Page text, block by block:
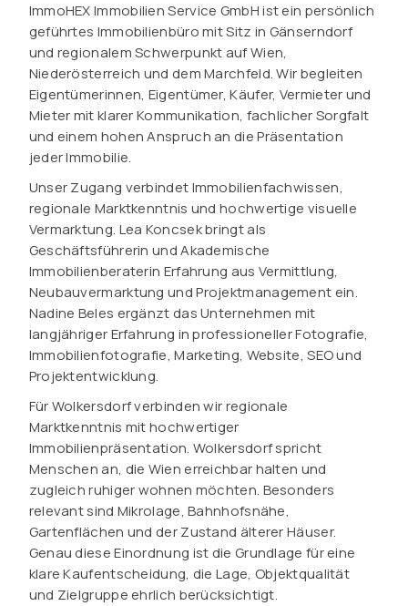
ImmoHEX Immobilien Service GmbH ist ein persönlich
geführtes Immobilienbüro mit Sitz in Gänserndorf
und regionalem Schwerpunkt auf Wien,
Niederösterreich und dem Marchfeld. Wir begleiten
Eigentümerinnen, Eigentümer, Käufer, Vermieter und
Mieter mit klarer Kommunikation, fachlicher Sorgfalt
und einem hohen Anspruch an die Präsentation
jeder Immobilie.
Unser Zugang verbindet Immobilienfachwissen,
regionale Marktkenntnis und hochwertige visuelle
Vermarktung. Lea Koncsek bringt als
Geschäftsführerin und Akademische
Immobilienberaterin Erfahrung aus Vermittlung,
Neubauvermarktung und Projektmanagement ein.
Nadine Beles ergänzt das Unternehmen mit
langjähriger Erfahrung in professioneller Fotografie,
Immobilienfotografie, Marketing, Website, SEO und
Projektentwicklung.
Für Wolkersdorf verbinden wir regionale
Marktkenntnis mit hochwertiger
Immobilienpräsentation. Wolkersdorf spricht
Menschen an, die Wien erreichbar halten und
zugleich ruhiger wohnen möchten. Besonders
relevant sind Mikrolage, Bahnhofsnähe,
Gartenflächen und der Zustand älterer Häuser.
Genau diese Einordnung ist die Grundlage für eine
klare Kaufentscheidung, die Lage, Objektqualität
und Zielgruppe ehrlich berücksichtigt.